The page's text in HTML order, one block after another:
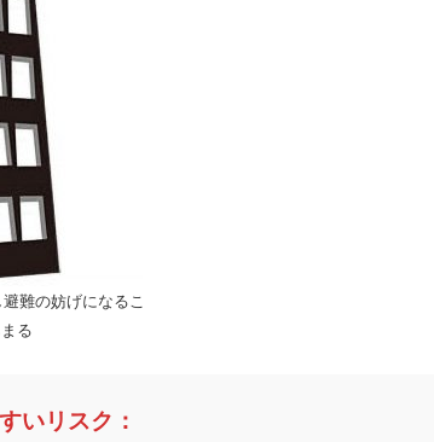
難の妨げになるこ
る
いリスク：